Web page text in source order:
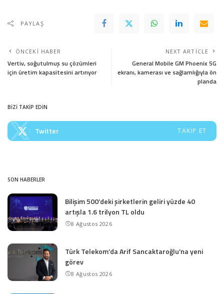
PAYLAŞ
ÖNCEKI HABER
Vertiv, soğutulmuş su çözümleri
için üretim kapasitesini artırıyor
NEXT ARTICLE
General Mobile GM Phoenix 5G
ekranı, kamerası ve sağlamlığıyla ön
planda
BİZİ TAKİP EDİN
Twitter TAKIP ET
SON HABERLER
Bilişim 500’deki şirketlerin geliri yüzde 40
artışla 1.6 trilyon TL oldu
8 Ağustos 2026
Türk Telekom’da Arif Sancaktaroğlu’na yeni
görev
8 Ağustos 2026